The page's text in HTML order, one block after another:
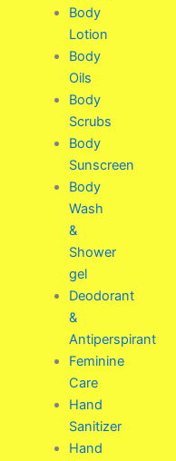
Body
Lotion
Body
Oils
Body
Scrubs
Body
Sunscreen
Body
Wash
&
Shower
gel
Deodorant
&
Antiperspirant
Feminine
Care
Hand
Sanitizer
Hand